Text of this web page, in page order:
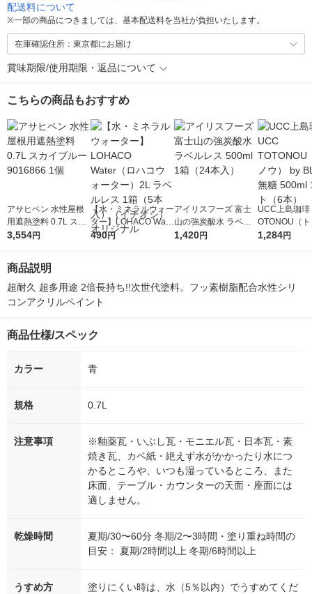
配送料について
※一部の商品につきましては、基本配送料を当社が負担いたします。
在庫確認住所：東京都にお届け
賞味期限/使用期限・返品について
こちらの商品もおすすめ
アサヒペン 水性屋根
用遮熱塗料 0.7L スカ
イブルー 9016866 1
3,554円
【水・ミネラルウォー
ター】LOHACO Wate
r（ロハコウォータ
490円
アイリスフーズ 富士
山の強炭酸水 ラベル
レス 500ml 1箱（24
1,420円
UCC上島珈琲
OTONOU（
ウ） by
1,284円
商品説明
超耐久 超多用途 2倍長持ち!!次世代塗料。フッ素樹脂配合水性シリ
コンアクリルペイント
商品仕様/スペック
カラー 青
規格 0.7L
注意事項
※釉薬瓦・いぶし瓦・モニエル瓦・日本瓦・素
焼き瓦、カベ紙・絶えず水がかかったり水につ
かるところや、いつも湿っているところ、また
床面、テーブル・カウンターの天面・座面には
適しません。
乾燥時間
夏期/30〜60分 冬期/2〜3時間・塗り重ね時間の
目安： 夏期/2時間以上 冬期/6時間以上
うすめ方
塗りにくい時は、水（5％以内）でうすめてくだ